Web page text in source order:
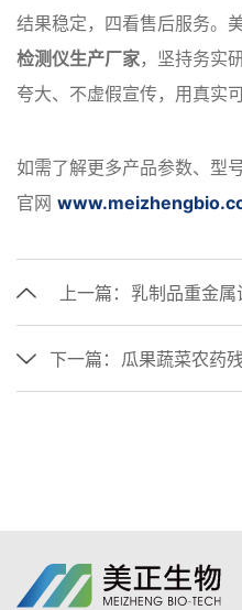
结果稳定，四看售后服务。
检测仪生产厂家，坚持务实
夸大、不虚假宣传，用真实
如需了解更多产品参数、型
官网
上一篇：
下一篇：